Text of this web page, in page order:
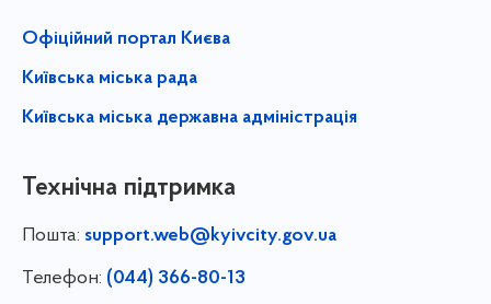
Офіційний портал Києва
Київська міська рада
Київська міська державна адміністрація
Технічна підтримка
Пошта: support.web@kyivcity.gov.ua
Телефон: (044) 366-80-13